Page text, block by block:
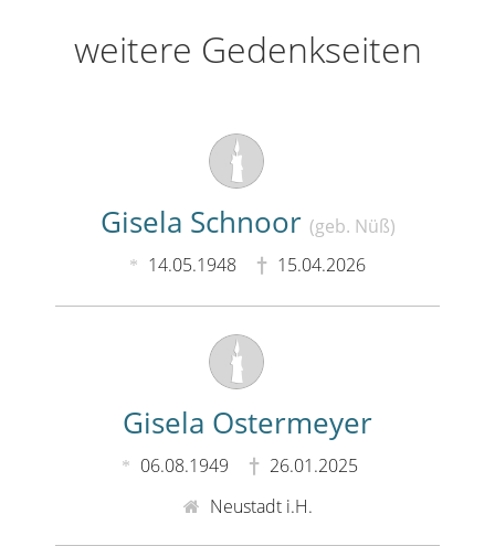
weitere Gedenkseiten
Gisela Schnoor (geb. Nüß)
14.05.1948
15.04.2026
Gisela Ostermeyer
06.08.1949
26.01.2025
Neustadt i.H.